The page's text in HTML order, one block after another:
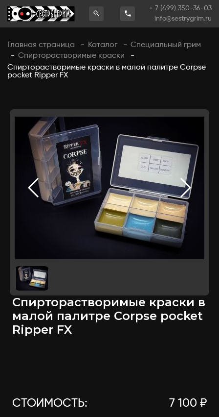
+ 7 (499) 350-36-03
info@sestrygrim.ru
Главная страница - Каталог - Специальный грим
- Спирторастворимые краски
-
Спирторастворимые краски в малой палитре Corpse
pocket Ripper FX
Спирторастворимые краски в
малой палитре Corpse pocket
Ripper FX
СТОИМОСТЬ: 7 100 ₽